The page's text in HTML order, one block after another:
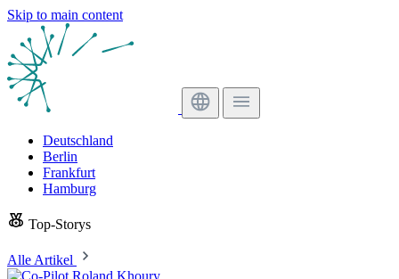
Skip to main content
Deutschland
Berlin
Frankfurt
Hamburg
Top-Storys
Alle Artikel